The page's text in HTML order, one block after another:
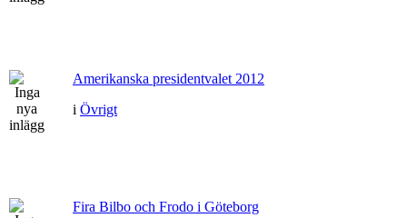
Amerikanska presidentvalet 2012
i Övrigt
Fira Bilbo och Frodo i Göteborg